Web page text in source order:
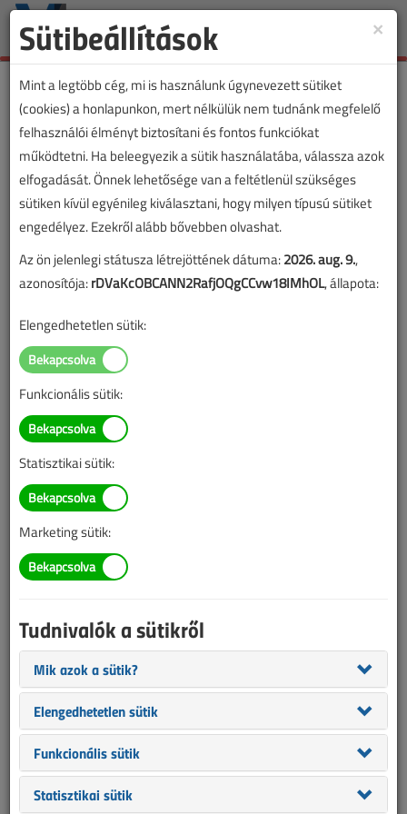
Toggle
Lapszám:
Elektromos autó
Az e-mobilitás hálózati
hatásai 1.
×
Sütibeállítások
Mint a legtöbb cég, mi is használunk úgynevezett sütiket
(cookies) a honlapunkon, mert nélkülük nem tudnánk megfelelő
felhasználói élményt biztosítani és fontos funkciókat
működtetni. Ha beleegyezik a sütik használatába, válassza azok
elfogadását. Önnek lehetősége van a feltétlenül szükséges
sütiken kívül egyénileg kiválasztani, hogy milyen típusú sütiket
engedélyez. Ezekről alább bővebben olvashat.
Az ön jelenlegi státusza létrejöttének dátuma:2026. aug. 9.,
azonosítója:rDVaKcOBCANN2RafjOQgCCvw18IMhOL, állapota:
Elengedhetetlen sütik:
Funkcionális sütik:
Statisztikai sütik:
Marketing sütik:
Tudnivalók a sütikről
Mik azok a sütik?
Elengedhetetlen sütik
Funkcionális sütik
Statisztikai sütik